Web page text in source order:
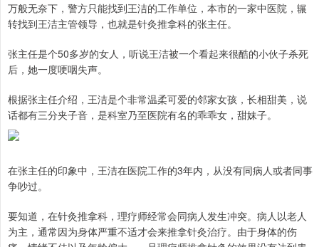
万般无奈下，警方只能找到王洁的工作单位，本市的一家中医院，辗
转找到王洁主管领导，也就是针灸推拿科的张主任。
张主任是个50多岁的女人，听说王洁被一个看起来很酷的小伙子杀死
后，她一度哽咽失声。
根据张主任介绍，王洁是个非常温柔可爱的邻家女孩，长相甜美，说
话都有三分夹子音，是科室乃至医院有名的乖乖女，甜妹子。
在张主任的印象中，王洁在医院工作的3年内，从没有同病人或者同事
争吵过。
要知道，在针灸推拿科，理疗师经常会同病人发生冲突。病人以老人
为主，通常因为身体严重不适才会来推拿针灸治疗。由于身体的伤